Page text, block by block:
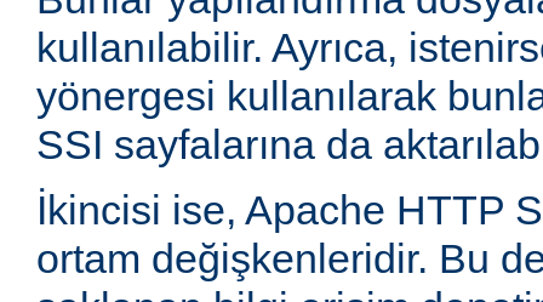
kullanılabilir. Ayrıca,
yönergesi kullanılarak
SSI sayfalarına da
İkincisi ise, Apache HTTP
ortam değişkenleridir. Bu